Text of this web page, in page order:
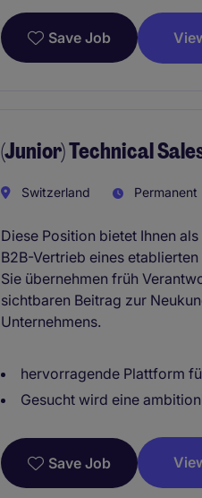
Save Job
(Junior) Technical
Switzerland Permanent
Diese Position bietet Ihnen
B2B-Vertrieb eines
Sie übernehmen früh
sichtbaren Beitrag zur
Unternehmens.
hervorragende Plattform
Gesucht wird eine
Save Job